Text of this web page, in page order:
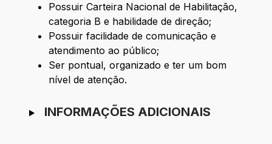
Possuir Carteira Nacional de Habilitação,
categoria B e habilidade de direção;
Possuir facilidade de comunicação e
atendimento ao público;
Ser pontual, organizado e ter um bom
nível de atenção.
INFORMAÇÕES ADICIONAIS